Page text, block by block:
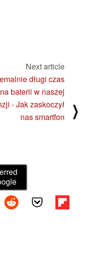
Next article
długi czas
baterii w naszej
- Jak zaskoczył
nas smartfon
⟩